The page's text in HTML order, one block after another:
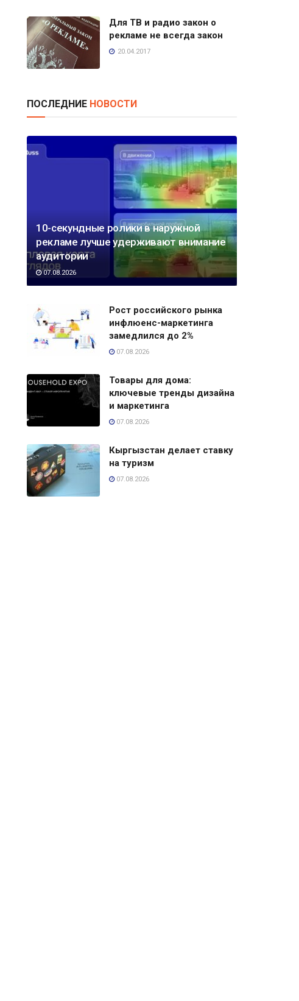
Для ТВ и радио закон о
рекламе не всегда закон
20.04.2017
ПОСЛЕДНИЕ НОВОСТИ
10-секундные ролики в наружной
рекламе лучше удерживают внимание
аудитории
07.08.2026
Рост российского рынка
инфлюенс-маркетинга
замедлился до 2%
07.08.2026
Товары для дома:
ключевые тренды дизайна
и маркетинга
07.08.2026
Кыргызстан делает ставку
на туризм
07.08.2026